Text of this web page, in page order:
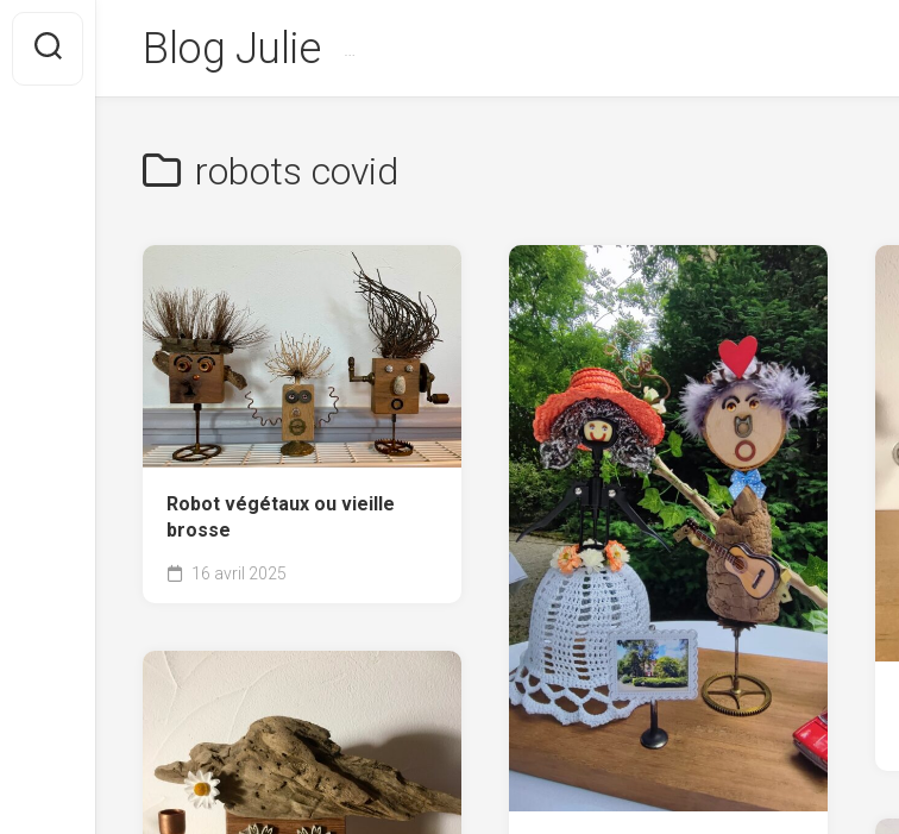
content
Blog Julie …
robots covid
Robot végétaux ou vieille
brosse
16 avril 2025